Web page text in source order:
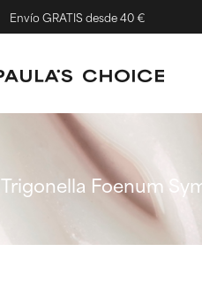
Envío GRATIS desde 40 €
Trigonella Foenum